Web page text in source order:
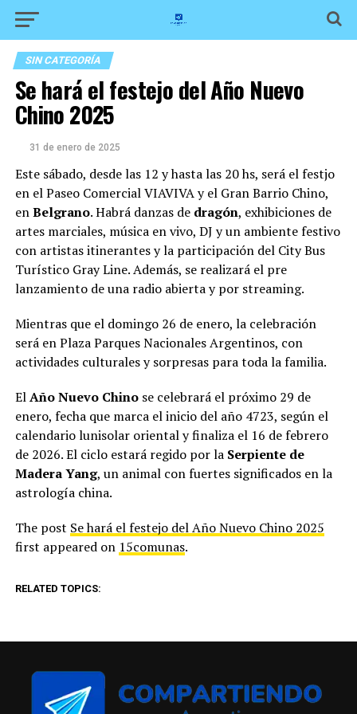
SIN CATEGORÍA
Se hará el festejo del Año Nuevo
Chino 2025
31 de enero de 2025
Este sábado, desde las 12 y hasta las 20 hs, será el festjo
en el Paseo Comercial VIAVIVA y el Gran Barrio Chino,
enBelgrano. Habrá danzas de dragón, exhibiciones de
artes marciales, música en vivo, DJ y un ambiente festivo
con artistas itinerantes y la participación del City Bus
Turístico Gray Line. Además, se realizará el pre
lanzamiento de una radio abierta y por streaming.
Mientras que el domingo 26 de enero, la celebración
será en Plaza Parques Nacionales Argentinos, con
actividades culturales y sorpresas para toda la familia.
ElAño Nuevo Chinose celebrará el próximo 29 de
enero, fecha que marca el inicio del año 4723, según el
calendario lunisolar oriental y finaliza el 16 de febrero
de 2026. El ciclo estará regido por la Serpiente de
Madera Yang, un animal con fuertes significados en la
astrología china.
The post Se hará el festejo del Año Nuevo Chino 2025
first appeared on 15comunas.
RELATED TOPICS: